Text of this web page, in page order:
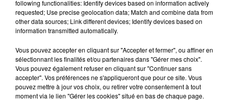
23 juillet 2026
INCENDIE MORTEL À LENS : UNE FEMME ET
SON BÉBÉ ENTRE LA VIE ET LA...
following functionalities: Identify devices based on information actively
requested; Use precise geolocation data; Match and combine data from
other data sources; Link different devices; Identify devices based on
information transmitted automatically.
Vous pouvez accepter en cliquant sur "Accepter et fermer", ou affiner en
sélectionnant les finalités et/ou partenaires dans "Gérer mes choix".
Vous pouvez également refuser en cliquant sur "Continuer sans
accepter". Vos préférences ne s'appliqueront que pour ce site. Vous
pouvez mettre à jour vos choix, ou retirer votre consentement à tout
moment via le lien "Gérer les cookies" situé en bas de chaque page.